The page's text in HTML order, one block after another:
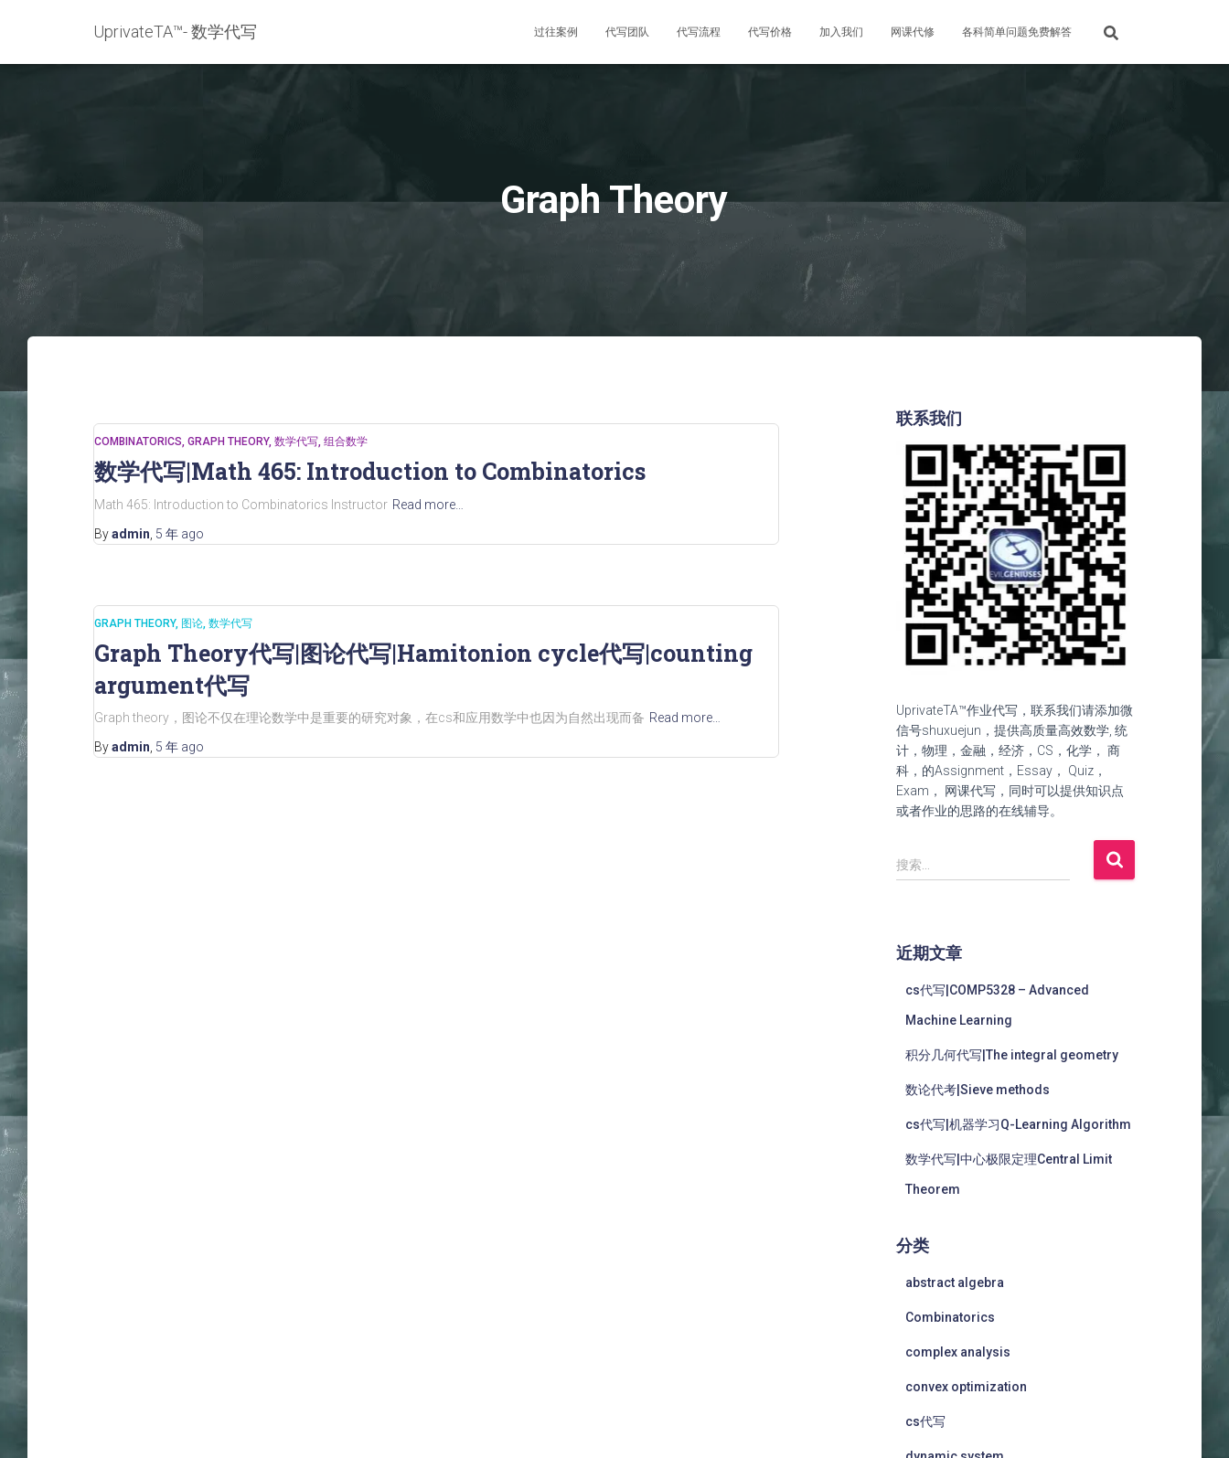
UprivateTA™- 数学代写 过往案例 代写团队 代写流程 代写价格 加入我们 网课代修 各科简单问题免费解答
Graph Theory
COMBINATORICS GRAPH THEORY 数学代写 组合数学
数学代写|Math 465: Introduction to Combinatorics
Math 465: Introduction to Combinatorics Instructor Read more…
Byadmin 5 年 ago
GRAPH THEORY 图论 数学代写
Graph Theory代写|图论代写|Hamitonion cycle代写|counting
argument代写
Graph theory，图论不仅在理论数学中是重要的研究对象，在cs和应用数学中也因为自然出现而备 Read more…
Byadmin 5 年 ago
联系我们
UprivateTA™作业代写，联系我们请添加微
信号shuxuejun，提供高质量高效数学, 统
计，物理，金融，经济，CS，化学， 商
科，的Assignment，Essay， Quiz，
Exam， 网课代写，同时可以提供知识点
或者作业的思路的在线辅导。
搜索…
近期文章
cs代写|COMP5328 – Advanced
Machine Learning
积分几何代写|The integral geometry
数论代考|Sieve methods
cs代写|机器学习Q-Learning Algorithm
数学代写|中心极限定理Central Limit
Theorem
分类
abstract algebra
Combinatorics
complex analysis
convex optimization
cs代写